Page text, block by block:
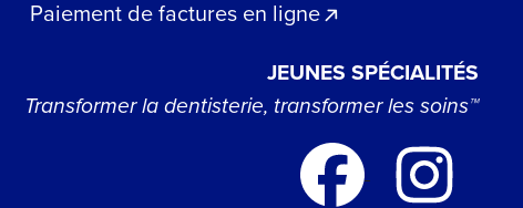
Paiement de factures en ligne
JEUNES SPÉCIALITÉS
Transformer la dentisterie, transformer les soins™